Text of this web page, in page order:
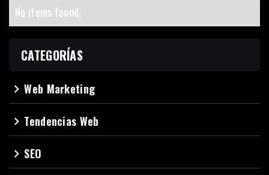
No items found.
CATEGORÍAS
navigate_nextWeb Marketing
navigate_next Tendencias Web
navigate_next SEO